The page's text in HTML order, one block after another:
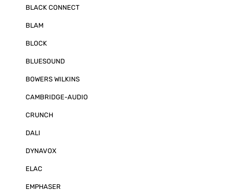
BLACK CONNECT
BLAM
BLOCK
BLUESOUND
BOWERS WILKINS
CAMBRIDGE-AUDIO
CRUNCH
DALI
DYNAVOX
ELAC
EMPHASER